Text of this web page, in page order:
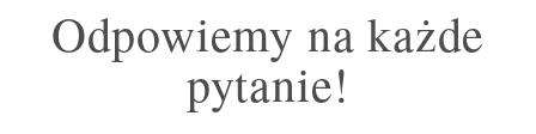
Odpowiemy na każde
pytanie!